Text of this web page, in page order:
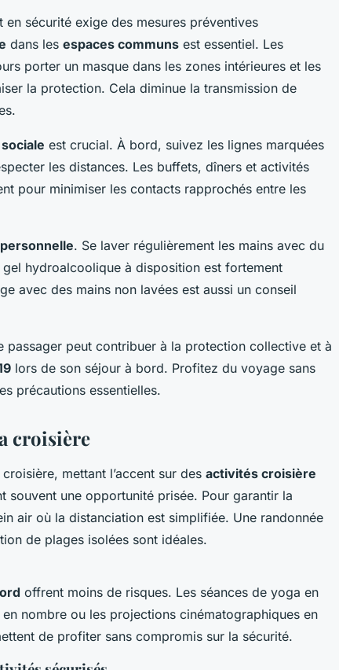
sécurité exige des mesures préventives
dans les espaces communs est essentiel. Les
porter un masque dans les zones intérieures et les
la protection. Cela diminue la transmission de
est crucial. À bord, suivez les lignes marquées
les distances. Les buffets, dîners et activités
pour minimiser les contacts rapprochés entre les
. Se laver régulièrement les mains avec du
hydroalcoolique à disposition est fortement
avec des mains non lavées est aussi un conseil
passager peut contribuer à la protection collective et à
lors de son séjour à bord. Profitez du voyage sans
précautions essentielles.
croisière
mettant l’accent sur des activités croisière
souvent une opportunité prisée. Pour garantir la
air où la distanciation est simplifiée. Une randonnée
de plages isolées sont idéales.
offrent moins de risques. Les séances de yoga en
nombre ou les projections cinématographiques en
de profiter sans compromis sur la sécurité.